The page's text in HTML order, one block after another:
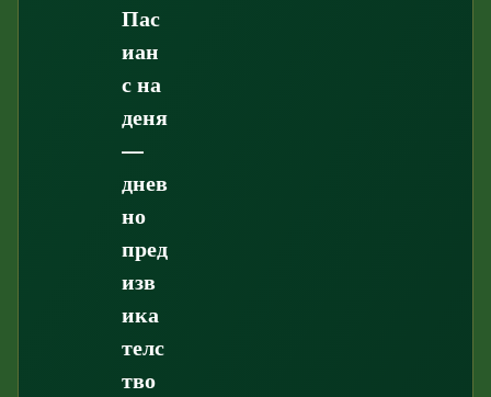
Пас
иан
с на
деня
—
днев
но
пред
изв
ика
телс
тво